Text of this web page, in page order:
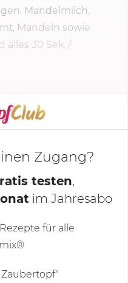
Mandelmilch,
Mandeln sowie
alles 30 Sek. /
Zugang?
testen,
im Jahresabo
für alle